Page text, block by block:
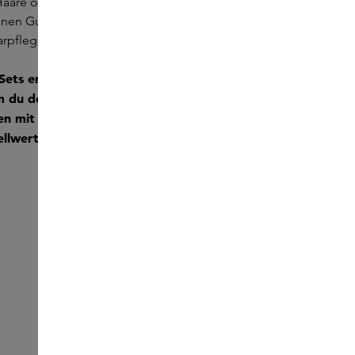
Gutschein im Wert der Box; diesen kannst du
einlösen.
erhältst du per E-Mail einen Gutschein im
dein Lieblingsprodukt in Originalgröße
mit Rabatt kaufen kannst. Dieser Gutschein ist
von 30 € gültig.